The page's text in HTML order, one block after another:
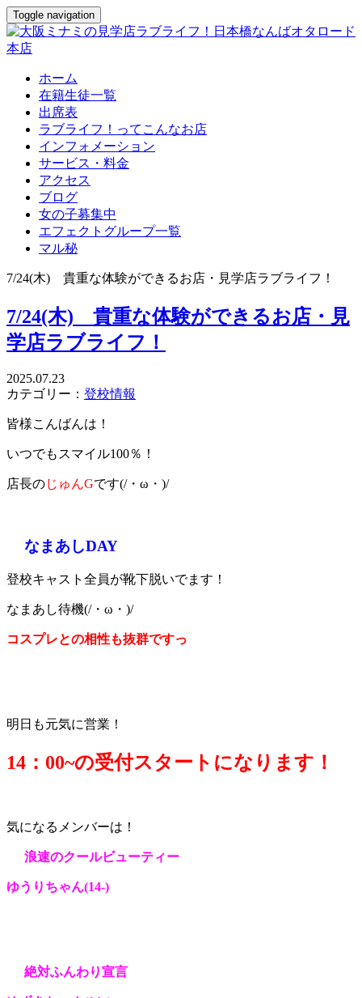
Toggle navigation
ホーム
在籍生徒一覧
出席表
ラブライフ！ってこんなお店
インフォメーション
サービス・料金
アクセス
ブログ
女の子募集中
エフェクトグループ一覧
マル秘
7/24(木) 貴重な体験ができるお店・見学店ラブライフ！
7/24(木) 貴重な体験ができるお店・見
学店ラブライフ！
2025.07.23
カテゴリー： 登校情報
皆様こんばんは！
いつでもスマイル100％！
店長のじゅんGです(/・ω・)/
なまあしDAY
登校キャスト全員が靴下脱いでます！
なまあし待機(/・ω・)/
コスプレとの相性も抜群ですっ
明日も元気に営業！
14：00~の受付スタートになります！
気になるメンバーは！
浪速のクールビューティー
ゆうりちゃん(14-)
絶対ふんわり宣言